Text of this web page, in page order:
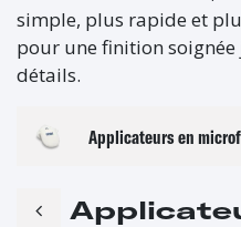
simple, plus rapide et
pour une finition
détails.
Applicateurs en